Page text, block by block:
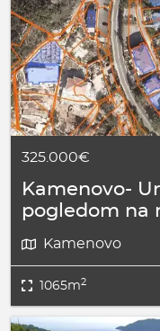
325.000€
Kamenovo-
pogledom na
Kamenovo
1065m2